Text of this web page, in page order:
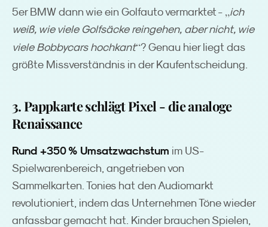
5er BMW dann wie ein Golfauto vermarktet - „ich
weiß, wie viele Golfsäcke reingehen, aber nicht, wie
viele Bobbycars hochkant“? Genau hier liegt das
größte Missverständnis in der Kaufentscheidung.
3. Pappkarte schlägt Pixel - die analoge
Renaissance
Rund +350 % Umsatzwachstum im US-
Spielwarenbereich, angetrieben von
Sammelkarten. Tonies hat den Audiomarkt
revolutioniert, indem das Unternehmen Töne wieder
anfassbar gemacht hat. Kinder brauchen Spielen,